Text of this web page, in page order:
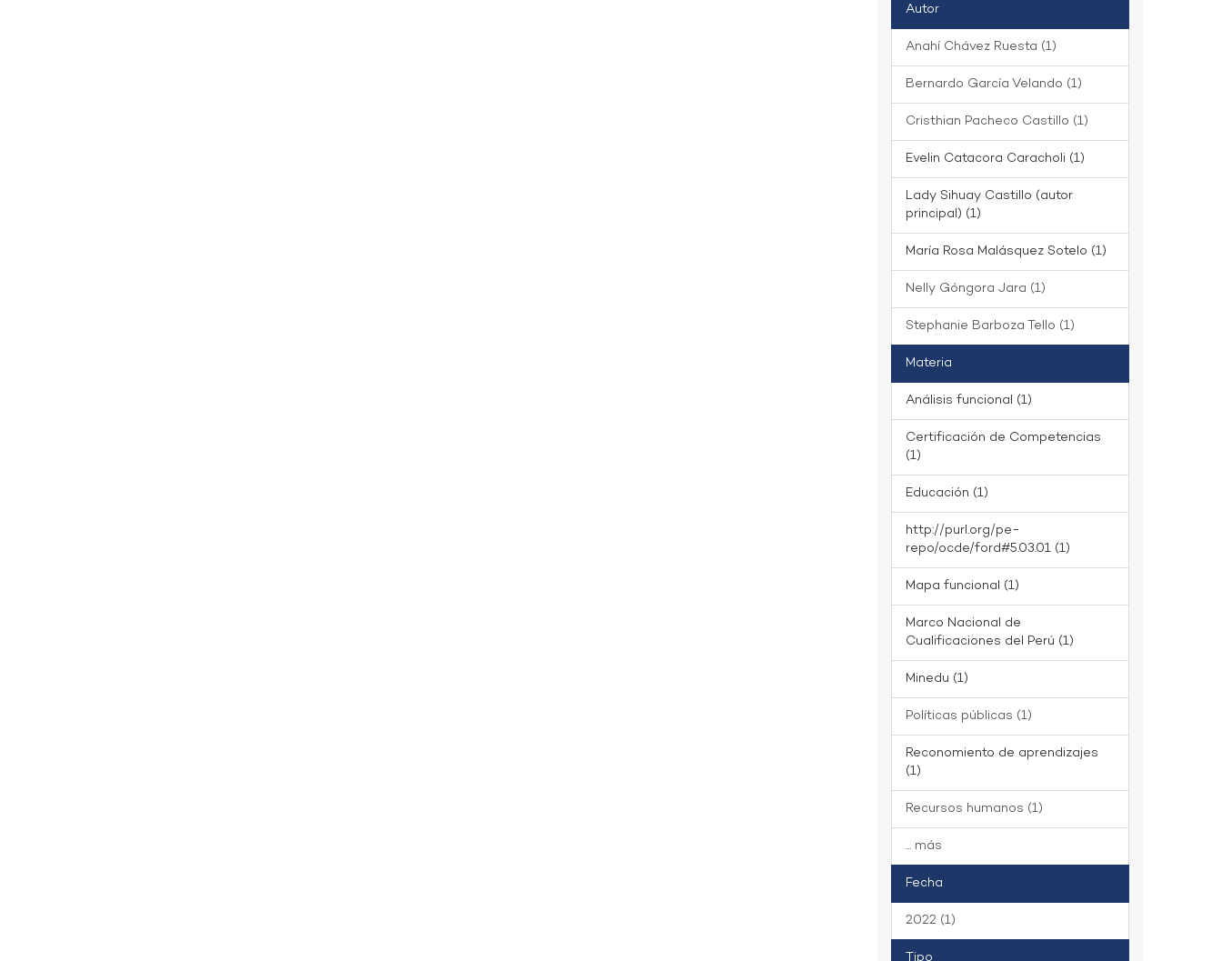
Autor
Anahí Chávez Ruesta (1)
Bernardo García Velando (1)
Cristhian Pacheco Castillo (1)
Evelin Catacora Caracholi (1)
Lady Sihuay Castillo (autor
principal) (1)
María Rosa Malásquez Sotelo (1)
Nelly Góngora Jara (1)
Stephanie Barboza Tello (1)
Materia
Análisis funcional (1)
Certificación de Competencias
(1)
Educación (1)
http://purl.org/pe-
repo/ocde/ford#5.03.01 (1)
Mapa funcional (1)
Marco Nacional de
Cualificaciones del Perú (1)
Minedu (1)
Políticas públicas (1)
Reconomiento de aprendizajes
(1)
Recursos humanos (1)
... más
Fecha
2022 (1)